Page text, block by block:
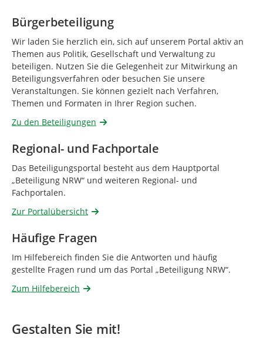
Bürgerbeteiligung
Wir laden Sie herzlich ein, sich auf unserem Portal aktiv an
Themen aus Politik, Gesellschaft und Verwaltung zu
beteiligen. Nutzen Sie die Gelegenheit zur Mitwirkung an
Beteiligungsverfahren oder besuchen Sie unsere
Veranstaltungen. Sie können gezielt nach Verfahren,
Themen und Formaten in Ihrer Region suchen.
Zu den Beteiligungen
Regional- und Fachportale
Das Beteiligungsportal besteht aus dem Hauptportal
„Beteiligung NRW“ und weiteren Regional- und
Fachportalen.
Zur Portalübersicht
Häufige Fragen
Im Hilfebereich finden Sie die Antworten und häufig
gestellte Fragen rund um das Portal „Beteiligung NRW“.
Zum Hilfebereich
Gestalten Sie mit!